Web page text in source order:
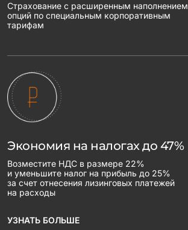
Страхование с расширенным наполнением
опций по специальным корпоративным
тарифам
Экономия на налогах до 47%
Возместите НДС в размере 22%
и уменьшите налог на прибыль до 25%
за счет отнесения лизинговых платежей
на расходы
УЗНАТЬ БОЛЬШЕ